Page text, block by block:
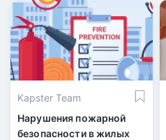
сделок купли-продажи
жилья составило 40 832,
из них 8 981 по
индивидуальным домам и
31 851 по квартирам в
многоквартирных домах.
Kapster Team
Нарушения пожарной
безопасности в жилых